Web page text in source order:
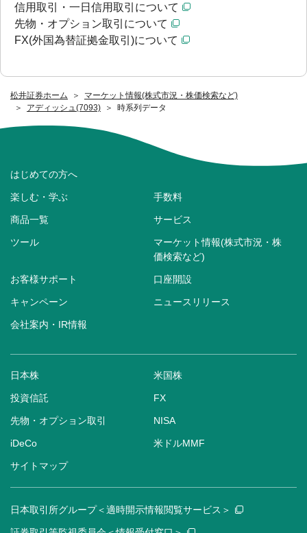
松井証券ホーム
マーケット情報(株式市況・株価検索など)
アディッシュ(7093)
時系列データ
信用取引・一日信用取引について
先物・オプション取引について
FX(外国為替証拠金取引)について
はじめての方へ
楽しむ・学ぶ 手数料
商品一覧 サービス
ツール
マーケット情報(株式市況・株
価検索など)
お客様サポート 口座開設
キャンペーン ニュースリリース
会社案内・IR情報
日本株 米国株
投資信託 FX
先物・オプション取引 NISA
iDeCo 米ドルMMF
サイトマップ
日本取引所グループ＜適時開示情報閲覧サービス＞